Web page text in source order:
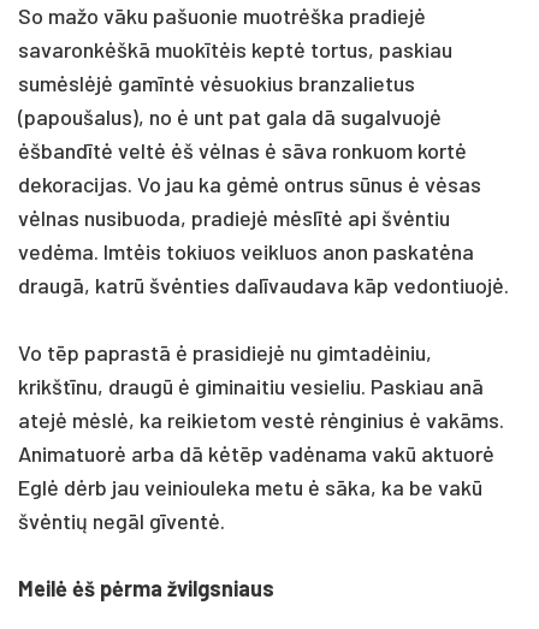
So mažo vāku pašuonie muotrėška pradiejė
savaronkėškā muokītėis keptė tortus, paskiau
sumėslėjė gamīntė vėsuokius branzalietus
(papoušalus), no ė unt pat gala dā sugalvuojė
ėšbandītė veltė ėš vėlnas ė sāva ronkuom kortė
dekoracijas. Vo jau ka gėmė ontrus sūnus ė vėsas
vėlnas nusibuoda, pradiejė mėslītė api švėntiu
vedėma. Imtėis tokiuos veikluos anon paskatėna
draugā, katrū švėnties dalīvaudava kāp vedontiuojė.
Vo tēp paprastā ė prasidiejė nu gimtadėiniu,
krikštīnu, draugū ė giminaitiu vesieliu. Paskiau anā
atejė mėslė, ka reikietom vestė rėnginius ė vakāms.
Animatuorė arba dā kėtēp vadėnama vakū aktuorė
Eglė dėrb jau veiniouleka metu ė sāka, ka be vakū
švėntių negāl gīventė.
Meilė ėš pėrma žvilgsniaus